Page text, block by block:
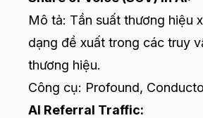
Mô tả: Tần suất thương hiệu
dạng đề xuất trong các truy
thương hiệu.
Công cụ: Profound,
AI Referral Traffic: